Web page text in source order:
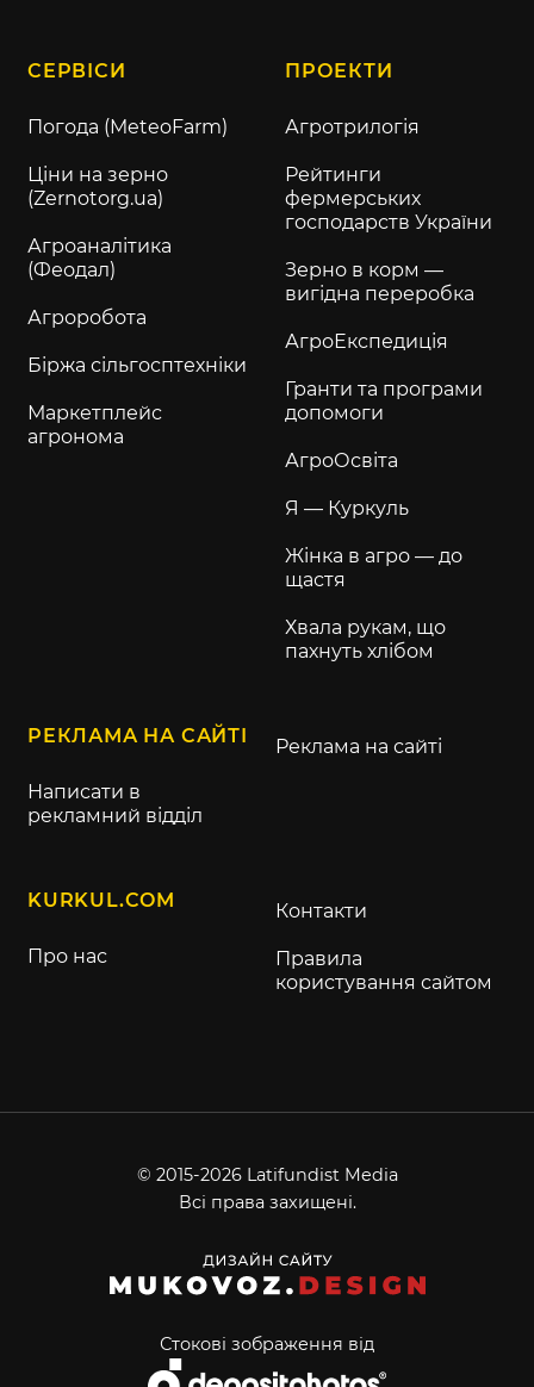
СЕРВІСИ
Погода (MeteoFarm)
Ціни на зерно
(Zernotorg.ua)
Агроаналітика
(Феодал)
Агроробота
Біржа сільгосптехніки
Маркетплейс
агронома
ПРОЕКТИ
Агротрилогія
Рейтинги
фермерських
господарств України
Зерно в корм —
вигідна переробка
АгроЕкспедиція
Гранти та програми
допомоги
АгроОсвіта
Я — Куркуль
Жінка в агро — до
щастя
Хвала рукам, що
пахнуть хлібом
РЕКЛАМА НА САЙТІ
Написати в
рекламний відділ
Реклама на сайті
KURKUL.COM
Про нас
Контакти
Правила
користування сайтом
© 2015-2026 Latifundist Media
Всі права захищені.
Стокові зображення від